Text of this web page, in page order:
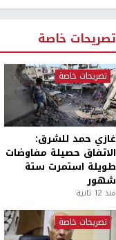
تصريحات خاصة
تصريحات خاصة
غازي حمد للشرق:
الاتفاق حصيلة مفاوضات
طويلة استمرت ستة
شهور
منذ 12 ثانية
تصريحات خاصة